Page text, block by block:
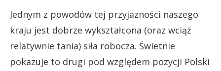
Jednym z powodów tej przyjazności naszego
kraju jest dobrze wykształcona (oraz wciąż
relatywnie tania) siła robocza. Świetnie
pokazuje to drugi pod względem pozycji Polski